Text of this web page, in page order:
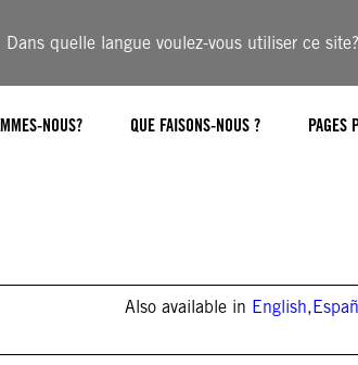
Dans quelle langue voulez-vous utiliser ce
NOUS? QUE FAISONS-NOUS ? PAGES
Also available in English,